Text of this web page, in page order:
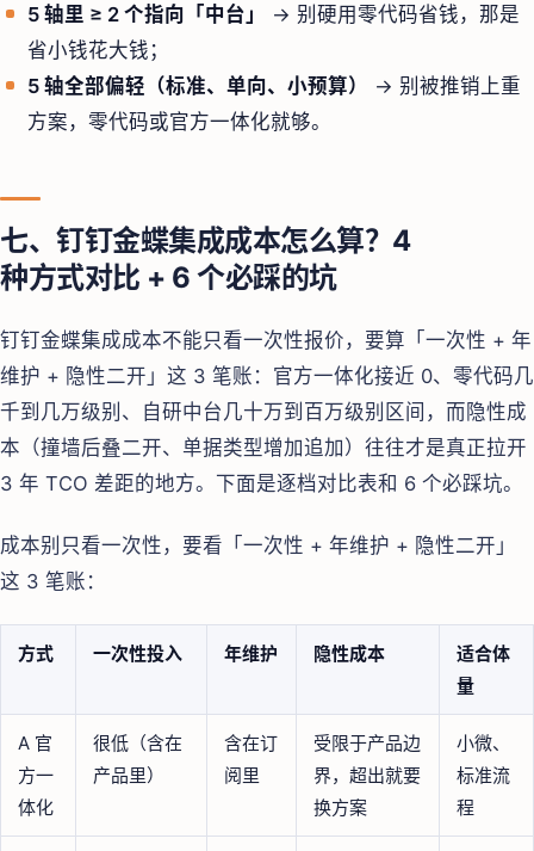
5 轴里 ≥ 2 个指向「中台」
→ 别硬用零代码省钱，那是
省小钱花大钱；
5 轴全部偏轻（标准、单向、小预算）
→ 别被推销上重
方案，零代码或官方一体化就够。
七、钉钉金蝶集成成本怎么算？4
种方式对比 + 6 个必踩的坑
钉钉金蝶集成成本不能只看一次性报价，要算「一次性 + 年
维护 + 隐性二开」这 3 笔账：官方一体化接近 0、零代码几
千到几万级别、自研中台几十万到百万级别区间，而隐性成
本（撞墙后叠二开、单据类型增加追加）往往才是真正拉开
3 年 TCO 差距的地方。下面是逐档对比表和 6 个必踩坑。
成本别只看一次性，要看「一次性 + 年维护 + 隐性二开」
这 3 笔账：
方式 一次性投入 年维护 隐性成本
适合体
量
A 官
方一
体化
很低（含在
产品里）
含在订
阅里
受限于产品边
界，超出就要
换方案
小微、
标准流
程